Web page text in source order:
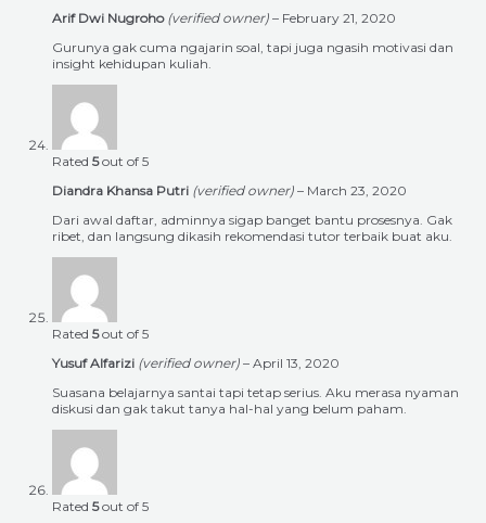
Arif Dwi Nugroho (verified owner) – February 21, 2020
Gurunya gak cuma ngajarin soal, tapi juga ngasih motivasi dan
insight kehidupan kuliah.
Rated 5out of 5
Diandra Khansa Putri (verified owner) – March 23, 2020
Dari awal daftar, adminnya sigap banget bantu prosesnya. Gak
ribet, dan langsung dikasih rekomendasi tutor terbaik buat aku.
Rated 5out of 5
Yusuf Alfarizi (verified owner) – April 13, 2020
Suasana belajarnya santai tapi tetap serius. Aku merasa nyaman
diskusi dan gak takut tanya hal-hal yang belum paham.
Rated 5out of 5